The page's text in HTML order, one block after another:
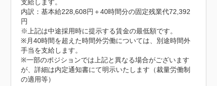
支給します。
内訳：基本給228,608円＋40時間分の固定残業代72,392
円
※上記は中途採用時に提示する賃金の最低額です。
※月40時間を超えた時間外労働については、別途時間外
手当を支給します。
※一部のポジションでは上記と異なる場合がございます
が、詳細は内定通知書にて明示いたします（裁量労働制
の適用等）